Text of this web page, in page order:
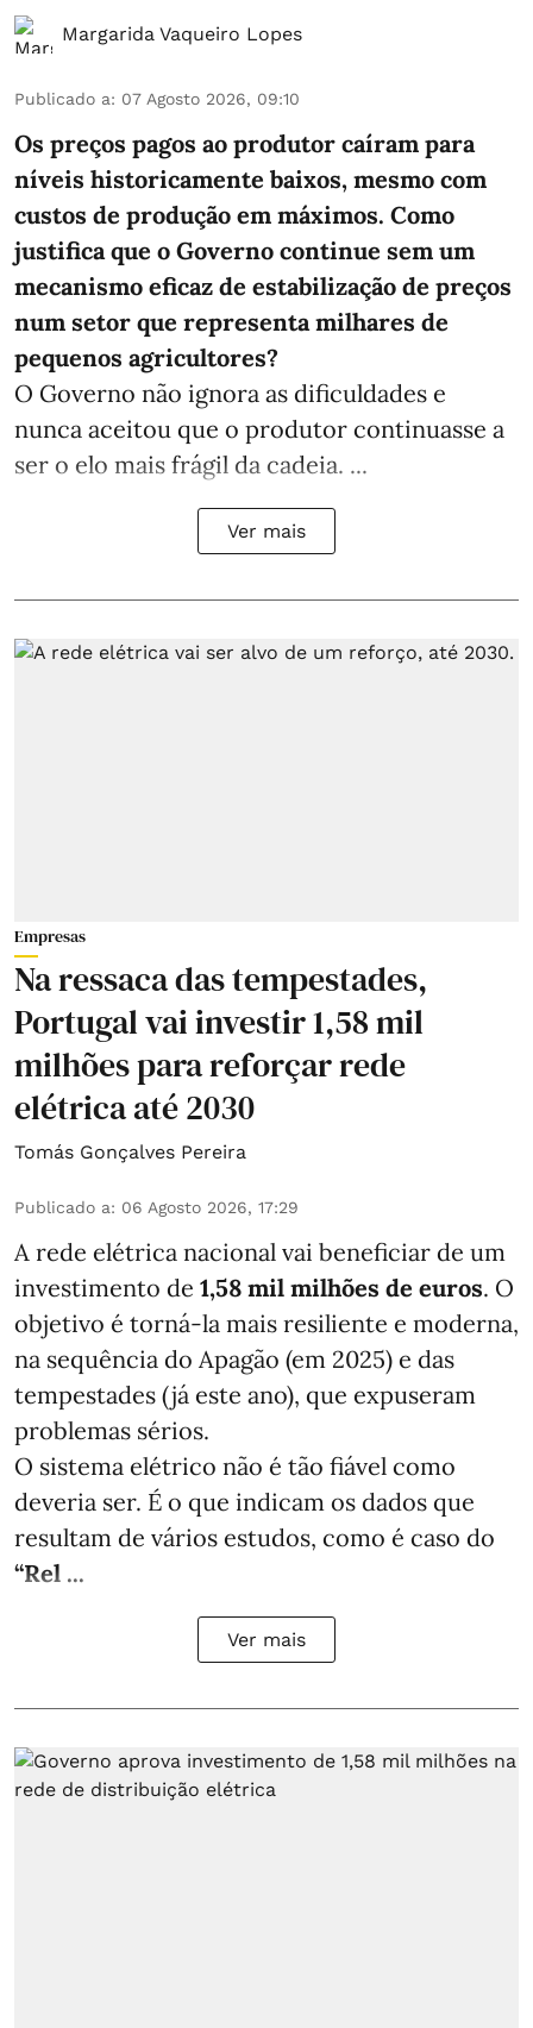
Margarida Vaqueiro Lopes
Publicado a: 07 Agosto 2026, 09:10
Os preços pagos ao produtor caíram para
níveis historicamente baixos, mesmo com
custos de produção em máximos. Como
justifica que o Governo continue sem um
mecanismo eficaz de estabilização de preços
num setor que representa milhares de
pequenos agricultores?
O Governo não ignora as dificuldades e
nunca aceitou que o produtor continuasse a
ser o elo mais frágil da cadeia. ...
Ver mais
Empresas
Na ressaca das tempestades,
Portugal vai investir 1,58 mil
milhões para reforçar rede
elétrica até 2030
Tomás Gonçalves Pereira
Publicado a: 06 Agosto 2026, 17:29
A rede elétrica nacional vai beneficiar de um
investimento de 1,58 mil milhões de euros. O
objetivo é torná-la mais resiliente e moderna,
na sequência do Apagão (em 2025) e das
tempestades (já este ano), que expuseram
problemas sérios.
O sistema elétrico não é tão fiável como
deveria ser. É o que indicam os dados que
resultam de vários estudos, como é caso do
“Rel ...
Ver mais